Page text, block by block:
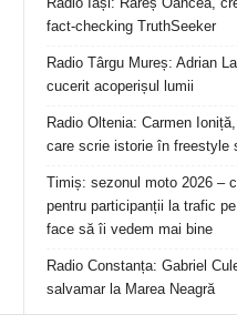
fact-checking TruthSeeker
Radio Târgu Mureș: Adrian
cucerit acoperișul lumii
Radio Oltenia: Carmen
care scrie istorie în freestyle
Timiș: sezonul moto 2026 –
pentru participanții la trafic
face să îi vedem mai bine
Radio Constanța: Gabriel
salvamar la Marea Neagră